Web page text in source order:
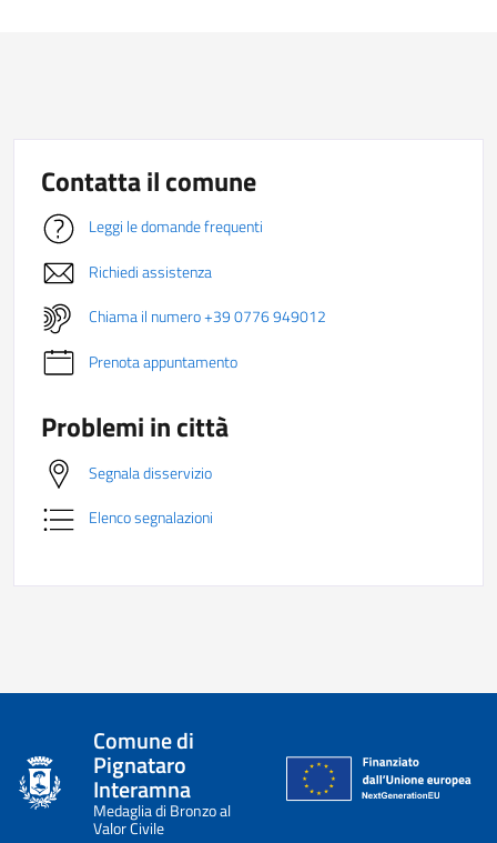
Contatta il comune
Leggi le domande frequenti
Richiedi assistenza
Chiama il numero +39 0776 949012
Prenota appuntamento
Problemi in città
Segnala disservizio
Elenco segnalazioni
Comune di
Pignataro
Interamna
Medaglia di Bronzo al
Valor Civile